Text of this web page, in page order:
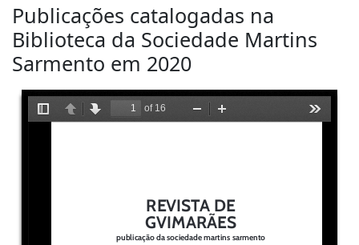
Publicações catalogadas na
Biblioteca da Sociedade Martins
Sarmento em 2020